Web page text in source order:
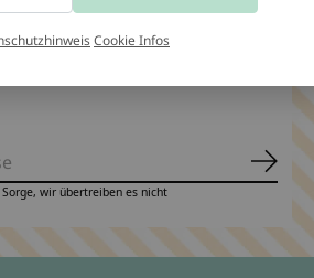
Sorge, wir übertreiben es nicht
Cookie Infos